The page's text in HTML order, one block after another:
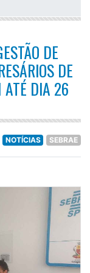
DE
DE
ATÉ DIA 26
NOTÍCIAS SEBRAE